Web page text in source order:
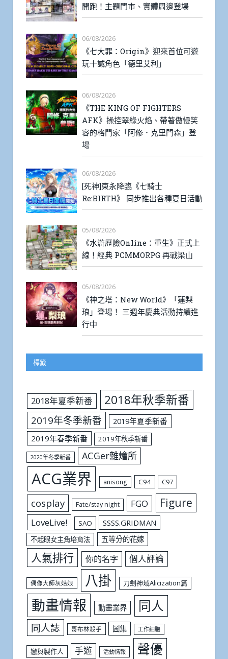
開跑！主題門市、實體周邊登場
06/08/2026
《七大罪：Origin》迎來首位可遊
玩十誡角色「德里艾利」
06/08/2026
《THE KING OF FIGHTERS
AFK》操控翠綠火焰、帶著傲慢笑
容的格鬥家「阿修．克里門森」登
場
06/08/2026
[死神]東永降臨《七騎士
Re:BIRTH》 同步推出各種夏日活動
05/08/2026
《水滸歷險Online：重生》正式上
線！經典 PCMMORPG 再戰梁山
05/08/2026
《神之塔：New World》「蓮梨
琅」登場！ 三週年慶典活動持續進
行中
標籤
2018年夏季新番 2018年秋季新番
2019年冬季新番
2019年夏季新番
2019年春季新番
2019年秋季新番
2020年冬季新番 ACGer雜燴所
ACG業界 anisong C94 C97
cosplay Fate/stay night FGO Figure
LoveLive! SAO SSSS.GRIDMAN
不起眼女主角培育法 五等分的花嫁
人氣排行 你的名字 個人評論
偶像大師灰姑娘 八掛 刀劍神域Alicization篇
動畫情報 動畫業界 同人
同人誌 哥布林殺手 圖集 工作細胞
戀與製作人 手遊 活動情報 聲優